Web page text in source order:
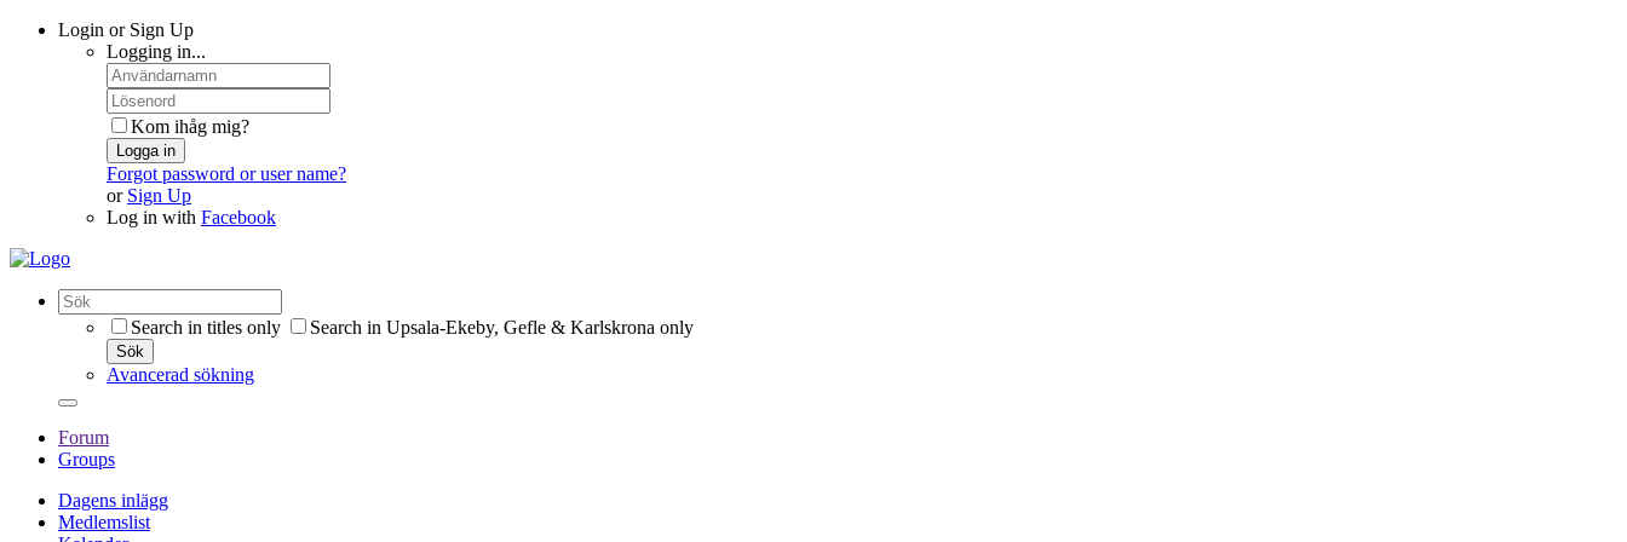
Login or Sign Up
Logging in...
Kom ihåg mig?
Logga in
Forgot password or user name?
or Sign Up
Log in with Facebook
Search in titles only Search in Upsala-Ekeby, Gefle & Karlskrona only
Sök
Avancerad sökning
Forum
Groups
Dagens inlägg
Medlemslist